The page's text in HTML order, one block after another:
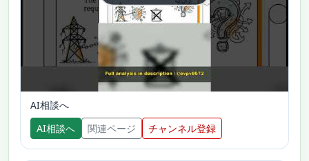
AI相談へ
AI相談へ
関連ページ チャンネル登録